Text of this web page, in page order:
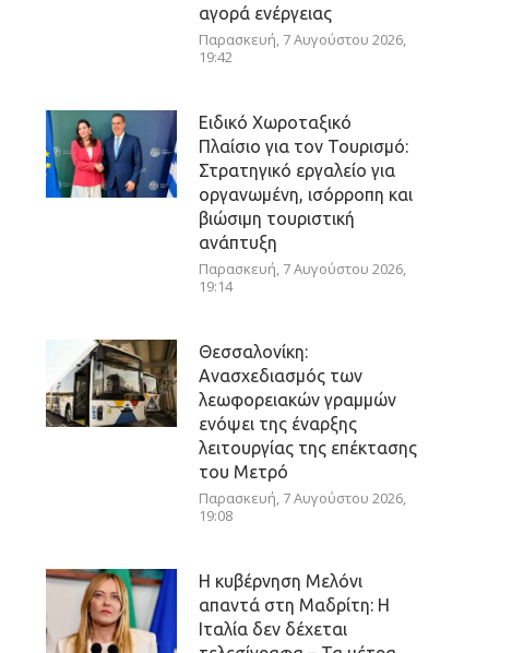
αγορά ενέργειας
Παρασκευή, 7 Αυγούστου 2026,
19:42
Ειδικό Χωροταξικό
Πλαίσιο για τον Τουρισμό:
Στρατηγικό εργαλείο για
οργανωμένη, ισόρροπη και
βιώσιμη τουριστική
ανάπτυξη
Παρασκευή, 7 Αυγούστου 2026,
19:14
Θεσσαλονίκη:
Ανασχεδιασμός των
λεωφορειακών γραμμών
ενόψει της έναρξης
λειτουργίας της επέκτασης
του Μετρό
Παρασκευή, 7 Αυγούστου 2026,
19:08
Η κυβέρνηση Μελόνι
απαντά στη Μαδρίτη: Η
Ιταλία δεν δέχεται